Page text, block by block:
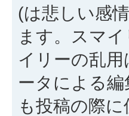
(は悲しい感
ます。スマ
イリーの乱
ータによる
も投稿の際